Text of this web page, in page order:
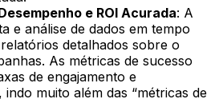
e ROI Acurada: A
e análise de dados em tempo
detalhados sobre o
As métricas de sucesso
de engajamento e
muito além das “métricas de